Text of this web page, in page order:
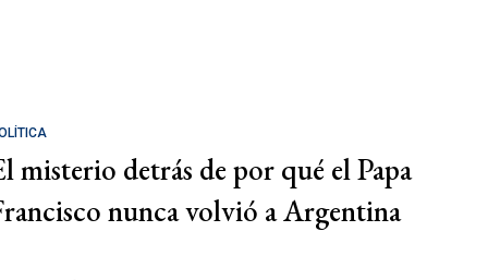
misterio detrás de por qué el Papa
nunca volvió a Argentina